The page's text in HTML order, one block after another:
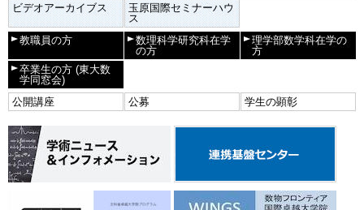
ビデオアーカイブス
玉原国際セミナーハウ
ス
教職員の方
数理科学研究科在学
の方
理学部数学科在学の
方
卒業生の方 (東大数
学同窓会)
公開講座
公募 学生の顕彰